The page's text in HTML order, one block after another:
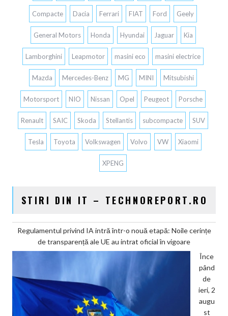
Compacte Dacia Ferrari FIAT Ford Geely
General Motors Honda Hyundai Jaguar Kia
Lamborghini Leapmotor masini eco masini electrice
Mazda Mercedes-Benz MG MINI Mitsubishi
Motorsport NIO Nissan Opel Peugeot Porsche
Renault SAIC Skoda Stellantis subcompacte SUV
Tesla Toyota Volkswagen Volvo VW Xiaomi
XPENG
STIRI DIN IT – TECHNOREPORT.RO
Regulamentul privind IA intră într-o nouă etapă: Noile cerințe
de transparență ale UE au intrat oficial în vigoare
Înce
pând
de
ieri, 2
augu
st